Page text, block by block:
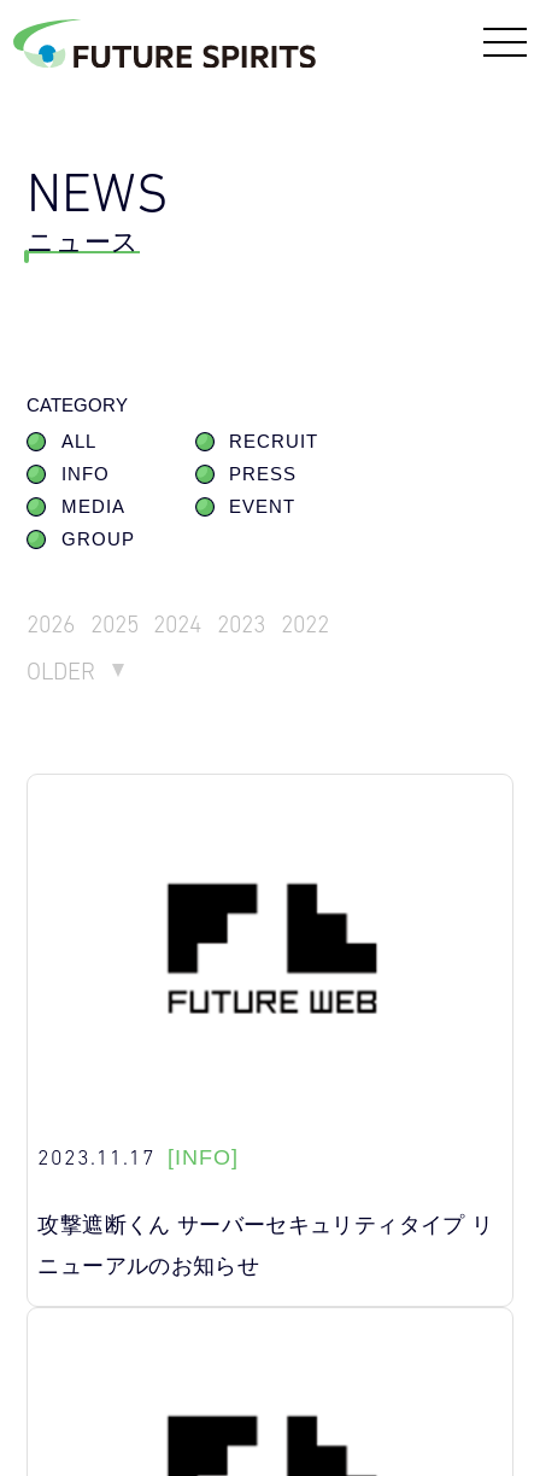
NEWS
ニュース
CATEGORY
ALL
RECRUIT
INFO
PRESS
MEDIA
EVENT
GROUP
2026 2025 2024 2023
2022
OLDER
2023.11.17 [INFO]
攻撃遮断くん サーバーセキュリティタイプ リ
ニューアルのお知らせ